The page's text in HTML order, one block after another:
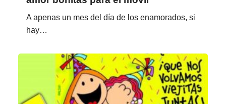
A apenas un mes del día de los enamorados, si
hay…